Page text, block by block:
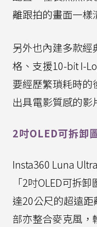
離跟拍的畫面一樣
另外也內建多款經
格、支援10-bit I-
要經歷繁瑣耗時的
出具電影質感的影
2吋OLED可拆卸
Insta360 Luna
「2吋OLED可拆
達20公尺的超遠
部亦整合麥克風，